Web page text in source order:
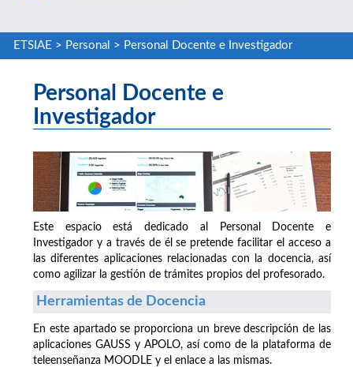
ETSIAE > Personal > Personal Docente e Investigador
Personal Docente e
Investigador
Este espacio está dedicado al Personal Docente e
Investigador y a través de él se pretende facilitar el acceso a
las diferentes aplicaciones relacionadas con la docencia, así
como agilizar la gestión de trámites propios del profesorado.
Herramientas de Docencia
En este apartado se proporciona un breve descripción de las
aplicaciones GAUSS y APOLO, así como de la plataforma de
teleenseñanza MOODLE y el enlace a las mismas.